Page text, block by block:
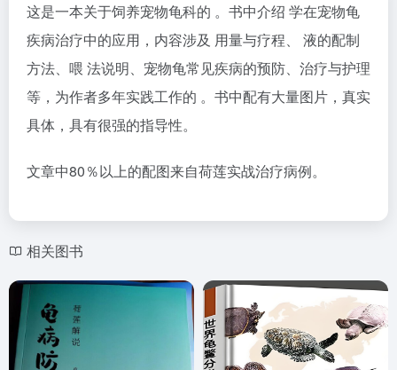
这是一本关于饲养宠物龟科的 。书中介绍 学在宠物龟
疾病治疗中的应用，内容涉及 用量与疗程、 液的配制
方法、喂 法说明、宠物龟常见疾病的预防、治疗与护理
等，为作者多年实践工作的 。书中配有大量图片，真实
具体，具有很强的指导性。
文章中80％以上的配图来自荷莲实战治疗病例。
相关图书